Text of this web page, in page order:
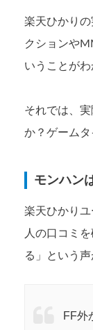
楽天ひかり
クションや
いうことがわ
それでは、
か？ゲームタ
モンハン
楽天ひかり
人の口コミ
る」という
FF外